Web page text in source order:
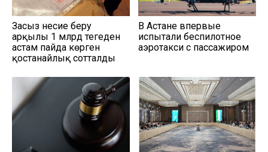
Заңсыз несие беру
арқылы 1 млрд теңгеден
астам пайда көрген
қостанайлық сотталды
В Астане впервые
испытали беспилотное
аэротакси с пассажиром